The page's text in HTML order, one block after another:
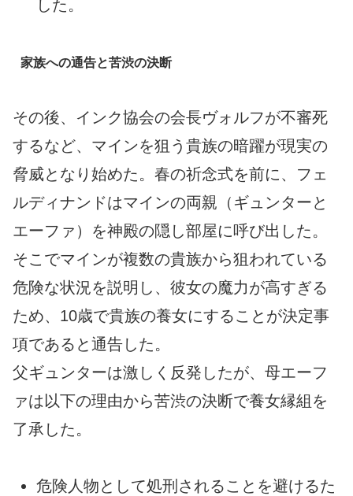
した。
家族への通告と苦渋の決断
その後、インク協会の会長ヴォルフが不審死
するなど、マインを狙う貴族の暗躍が現実の
脅威となり始めた。春の祈念式を前に、フェ
ルディナンドはマインの両親（ギュンターと
エーファ）を神殿の隠し部屋に呼び出した。
そこでマインが複数の貴族から狙われている
危険な状況を説明し、彼女の魔力が高すぎる
ため、10歳で貴族の養女にすることが決定事
項であると通告した。
父ギュンターは激しく反発したが、母エーフ
ァは以下の理由から苦渋の決断で養女縁組を
了承した。
危険人物として処刑されることを避けるた